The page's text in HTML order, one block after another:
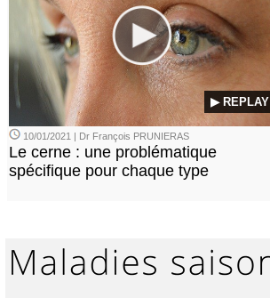
▶ REPLAY
10/01/2021 | Dr François PRUNIERAS
Le cerne : une problématique
spécifique pour chaque type